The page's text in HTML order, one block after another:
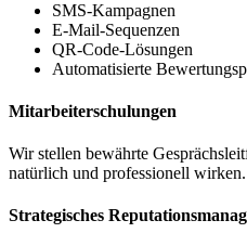
SMS-Kampagnen
E-Mail-Sequenzen
QR-Code-Lösungen
Automatisierte
Mitarbeiterschulungen
Wir stellen bewährte
natürlich und professionell wirken.
Strategisches